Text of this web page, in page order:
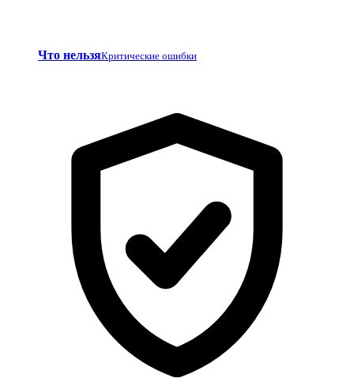
Что нельзяКритические ошибки